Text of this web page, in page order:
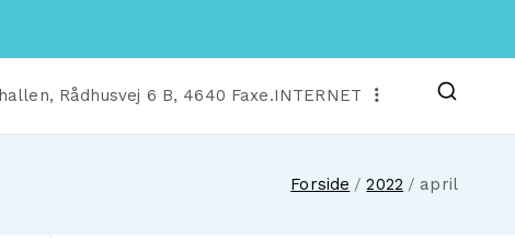
Rådhusvej 6 B, 4640 Faxe.INTERNET
Forside 2022 april